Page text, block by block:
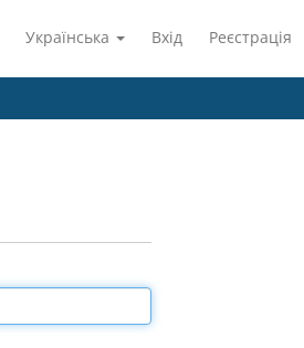
Українська Вхід Реєстрація